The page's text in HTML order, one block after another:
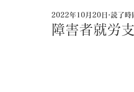
キャンペーン 35イベント
障害者就労
2022年10月20日 読了時